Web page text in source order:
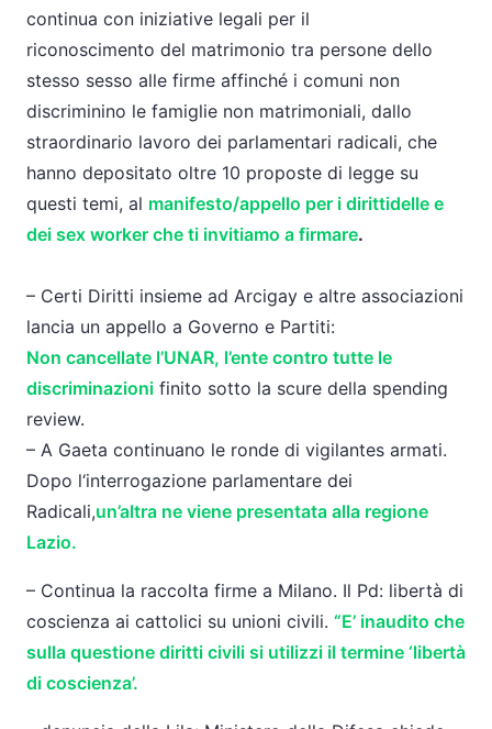
continua con iniziative legali per il
riconoscimento del matrimonio tra persone dello
stesso sesso alle firme affinché i comuni non
discriminino le famiglie non matrimoniali, dallo
straordinario lavoro dei parlamentari radicali, che
hanno depositato oltre 10 proposte di legge su
questi temi, al manifesto/appello per i dirittidelle e
dei sex worker che ti invitiamo a firmare.
– Certi Diritti insieme ad Arcigay e altre associazioni
lancia un appello a Governo e Partiti:
Non cancellate l’UNAR, l’ente contro tutte le
discriminazioni finito sotto la scure della spending
review.
– A Gaeta continuano le ronde di vigilantes armati.
Dopo l‘interrogazione parlamentare dei
Radicali,un’altra ne viene presentata alla regione
Lazio.
– Continua la raccolta firme a Milano. Il Pd: libertà di
coscienza ai cattolici su unioni civili. “E’ inaudito che
sulla questione diritti civili si utilizzi il termine ‘libertà
di coscienza’.